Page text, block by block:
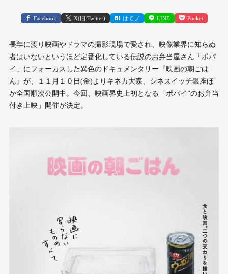
Facebook X(旧:Twitter) はてブ LINE Pocket
長年に渡り映画やドラマの撮影現場で愛され、映像業界に知らぬ
者はいないというほど定番化している伝説のお弁当屋さん「ポパ
イ」にフォーカスした異色のドキュメンタリー『映画の朝ごは
ん』が、１１月１０日(金)よりキネカ大森、シネスイッチ銀座ほ
か全国順次公開中。今回、映画界史上初となる「ポパイ”のお弁当
付き上映」開催が決定。